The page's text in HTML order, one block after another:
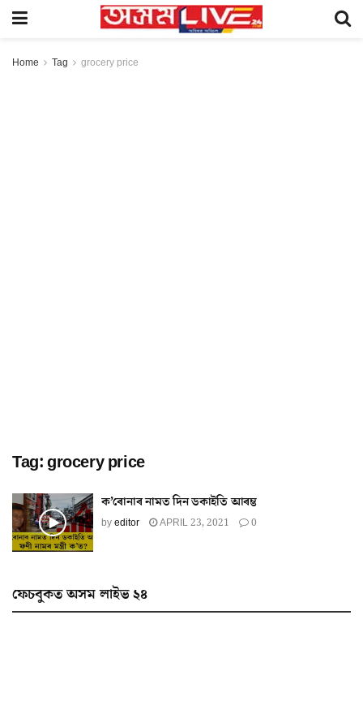
Home Tag grocery price
Tag:grocery price
ক’ৰোনাৰ নামত দিন ডকাইতি আৰম্ভ
byeditor APRIL 23, 2021 0
ফেচবুকত অসম লাইভ ২৪